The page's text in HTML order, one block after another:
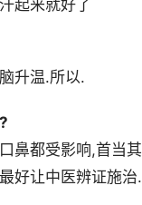
起来就好了
升温.所以.
鼻都受影响,首当
好让中医辨证施治